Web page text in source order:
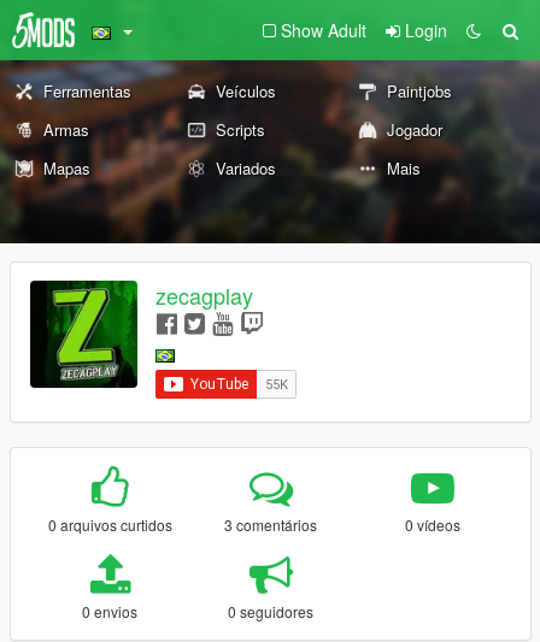
Show Adult Login
Ferramentas Veículos
Paintjobs
Armas
Scripts
Jogador
Mapas
Variados Mais
zecagplay
0 arquivos curtidos 3 comentários 0 vídeos
0 envios 0 seguidores